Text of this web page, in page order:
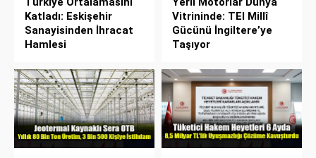
Katladı: Eskişehir
Sanayisinden İhracat
Hamlesi
Vitrininde: TEI Millî
Gücünü İngiltere’ye
Taşıyor